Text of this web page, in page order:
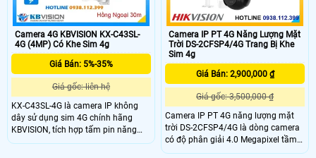
Camera 4G KBVISION KX-C43SL-
4G (4MP) Có Khe Sim 4g
Giá Bán: 5%-35%
Giá gốc: liên hệ
KX-C43SL-4G là camera IP không
dây sử dụng sim 4G chính hãng
KBVISION, tích hợp tấm pin năng
lượng mặt trời tiện lợi. Camera có
Camera IP PT 4G Năng Lượng Mặt
Trời DS-2CFSP4/4G Trang Bị Khe
Sim 4g
Giá Bán: 2,900,000 ₫
Giá gốc: 3,500,000 ₫
Camera IP PT 4G năng lượng mặt
trời DS-2CFSP4/4G là dòng camera
có độ phân giải 4.0 Megapixel tầm
nhìn hồng ngoại xa 30m.Công nghệ